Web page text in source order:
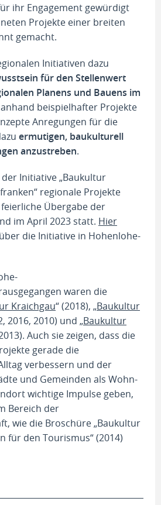
ihr Engagement gewürdigt
Projekte einer breiten
gemacht.
Initiativen dazu
für den Stellenwert
Planens und Bauens im
beispielhafter Projekte
Anregungen für die
ermutigen, baukulturell
anzustreben.
Initiative „Baukultur
regionale Projekte
Übergabe der
im April 2023 statt. Hier
über die Initiative in Hohenlohe-
waren die
Kraichgau“ (2018), „Baukultur
2016, 2010) und „Baukultur
Auch sie zeigen, dass die
gerade die
verbessern und der
und Gemeinden als Wohn-
wichtige Impulse geben,
Bereich der
wie die Broschüre „Baukultur
für den Tourismus“ (2014)